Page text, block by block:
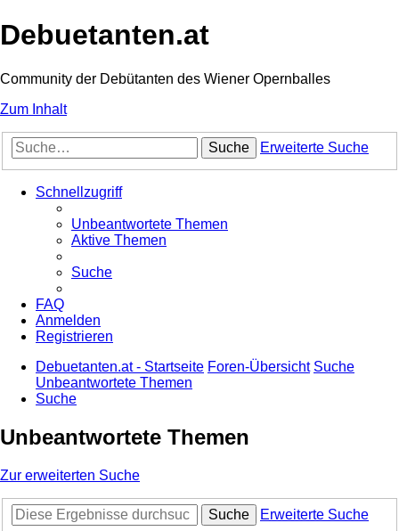
Debuetanten.at
Community der Debütanten des Wiener Opernballes
Zum Inhalt
Suche Erweiterte Suche
Schnellzugriff
Unbeantwortete Themen
Aktive Themen
Suche
FAQ
Anmelden
Registrieren
Debuetanten.at - Startseite Foren-Übersicht Suche
Unbeantwortete Themen
Suche
Unbeantwortete Themen
Zur erweiterten Suche
Suche
Erweiterte Suche